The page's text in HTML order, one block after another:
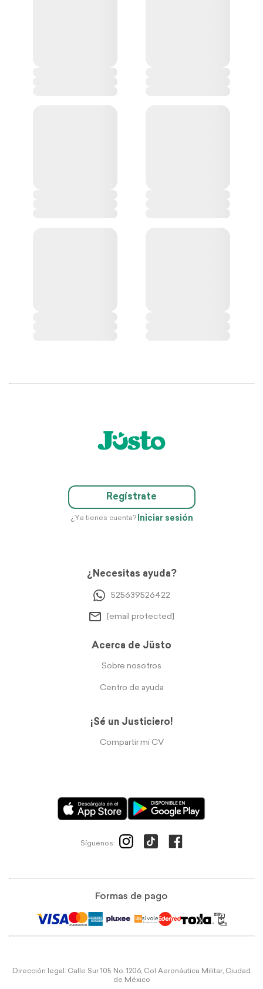
Regístrate
¿Ya tienes cuenta? Iniciar sesión
¿Necesitas ayuda?
525639526422
[email protected]
Acerca de Jüsto
Sobre nosotros
Centro de ayuda
¡Sé un Justiciero!
Compartir mi CV
Síguenos:
Formas de pago
Dirección legal: Calle Sur 105 No. 1206, Col Aeronáutica Militar, Ciudad
de México